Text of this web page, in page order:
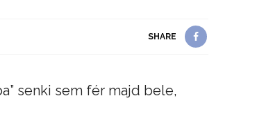
SHARE
senki sem fér majd bele,